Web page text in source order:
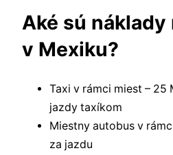
Aké sú náklady
v Mexiku?
Taxi v rámci miest – 25
jazdy taxíkom
Miestny autobus v
za jazdu